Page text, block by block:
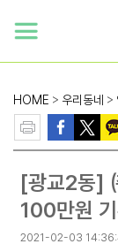
HOME > 우리동네 >
[광교2동]
100만원
2021-02-03